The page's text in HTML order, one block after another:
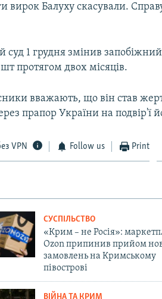
вирок Балуху скасували.
1 грудня змінив
протягом двох місяців.
вважають, що він став
прапор України на подвір'ї
VPN Follow us Print
СУСПІЛЬСТВО
«Крим – не Росія»:
Ozon припинив прийом
замовлень на Кримському
півострові
ВІЙНА ТА КРИМ